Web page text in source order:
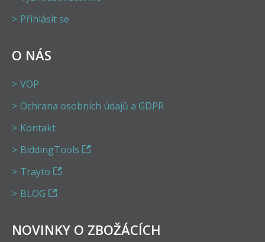
Přihlásit se
O NÁS
VOP
Ochrana osobních údajů a GDPR
Kontakt
BiddingTools
Trayto
BLOG
NOVINKY O ZBOŽÁCÍCH